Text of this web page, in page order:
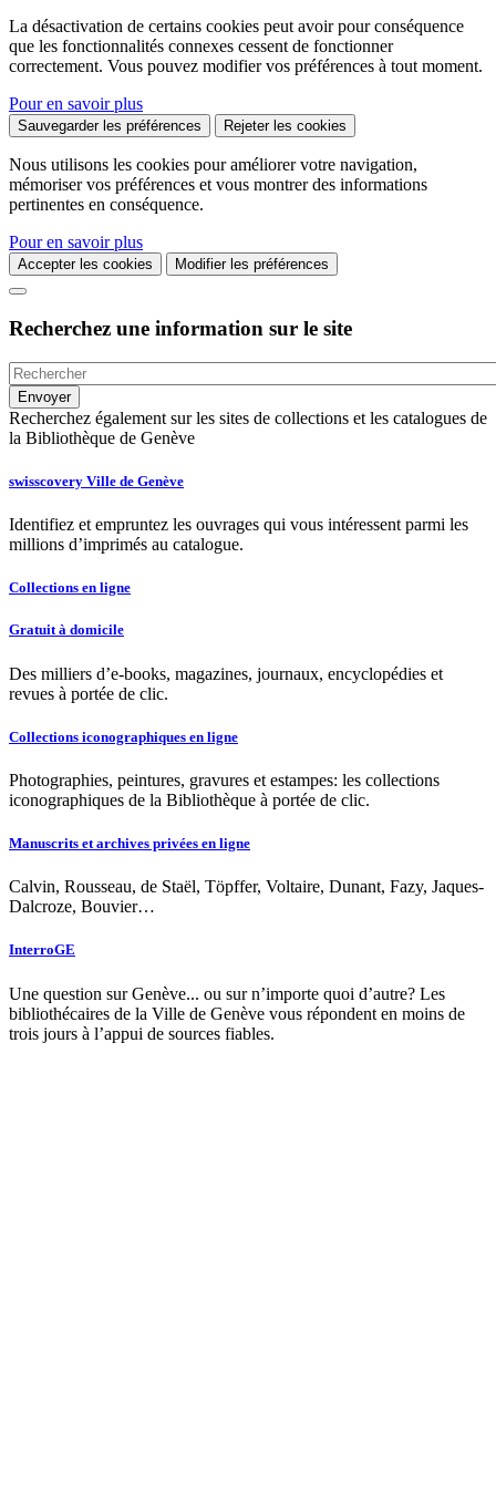
La désactivation de certains cookies peut avoir pour conséquence
que les fonctionnalités connexes cessent de fonctionner
correctement. Vous pouvez modifier vos préférences à tout moment.
Pour en savoir plus
Sauvegarder les préférences Rejeter les cookies
Nous utilisons les cookies pour améliorer votre navigation,
mémoriser vos préférences et vous montrer des informations
pertinentes en conséquence.
Pour en savoir plus
Accepter les cookies Modifier les préférences
Recherchez une information sur le site
Recherchez également sur les sites de collections et les catalogues de
la Bibliothèque de Genève
swisscovery Ville de Genève
Identifiez et empruntez les ouvrages qui vous intéressent parmi les
millions d’imprimés au catalogue.
Collections en ligne
Gratuit à domicile
Des milliers d’e-books, magazines, journaux, encyclopédies et
revues à portée de clic.
Collections iconographiques en ligne
Photographies, peintures, gravures et estampes: les collections
iconographiques de la Bibliothèque à portée de clic.
Manuscrits et archives privées en ligne
Calvin, Rousseau, de Staël, Töpffer, Voltaire, Dunant, Fazy, Jaques-
Dalcroze, Bouvier…
InterroGE
Une question sur Genève... ou sur n’importe quoi d’autre? Les
bibliothécaires de la Ville de Genève vous répondent en moins de
trois jours à l’appui de sources fiables.